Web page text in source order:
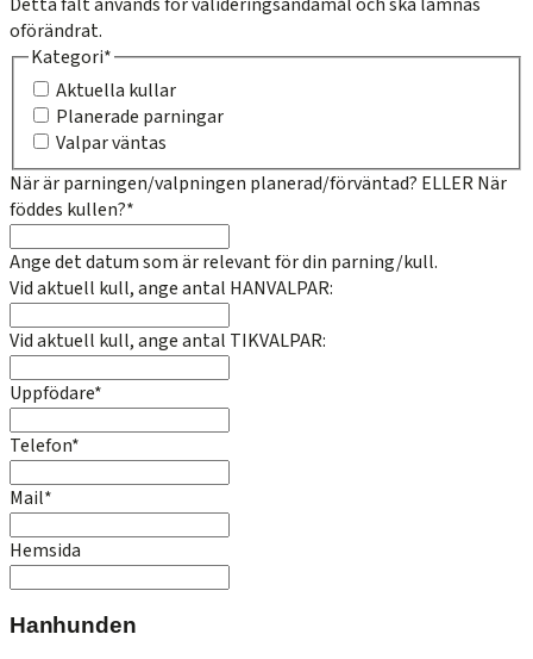
oförändrat.
Kategori*
Aktuella kullar
Planerade parningar
Valpar väntas
När är parningen/valpningen planerad/förväntad? ELLER När
föddes kullen?*
Ange det datum som är relevant för din parning/kull.
Vid aktuell kull, ange antal HANVALPAR:
Vid aktuell kull, ange antal TIKVALPAR:
Uppfödare*
Telefon*
Mail*
Hemsida
Hanhunden